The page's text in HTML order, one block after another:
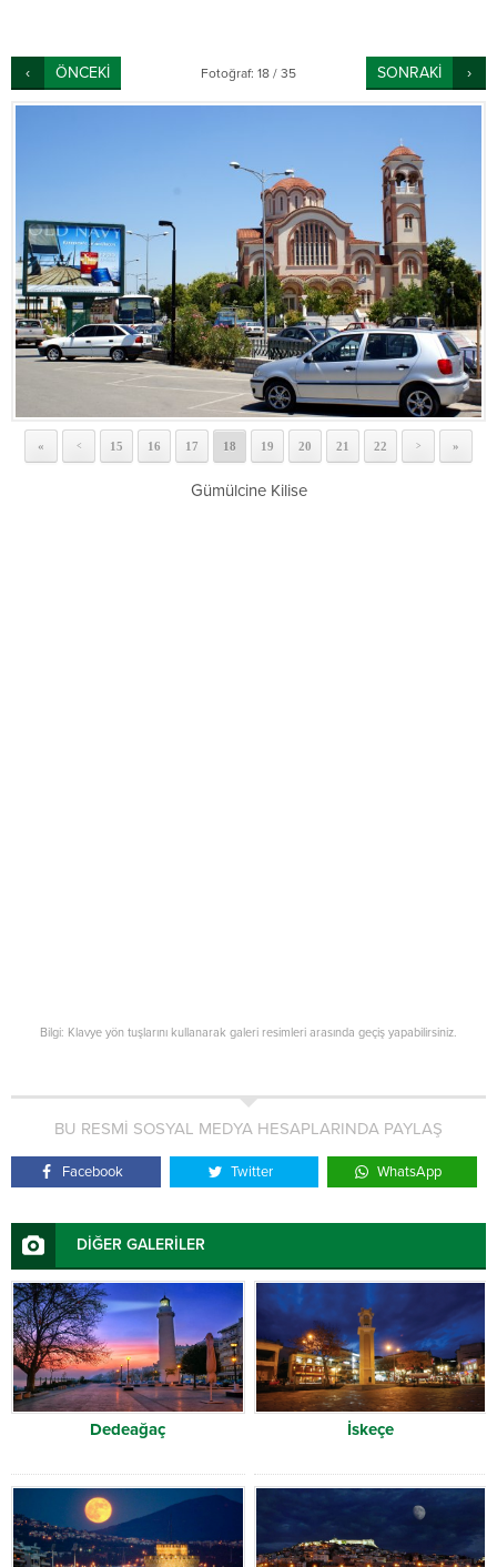
ÖNCEKİ Fotoğraf: 18 / 35 SONRAKİ
« < 15 16 17 18 19 20 21 22 > »
Gümülcine Kilise
Bilgi: Klavye yön tuşlarını kullanarak galeri resimleri arasında geçiş yapabilirsiniz.
BU RESMİ SOSYAL MEDYA HESAPLARINDA PAYLAŞ
Facebook Twitter WhatsApp
DİĞER GALERİLER
Dedeağaç İskeçe